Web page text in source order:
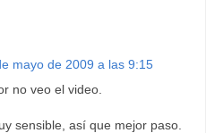
mayo de 2009 a las 9:15
no veo el video.
sensible, así que mejor paso.